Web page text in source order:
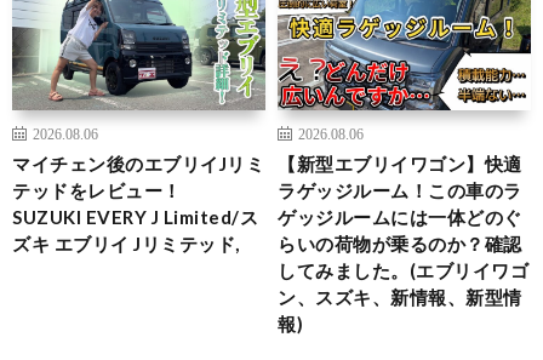
2026.08.06
マイチェン後のエブリイJリミ
テッドをレビュー！
SUZUKI EVERY J Limited/ス
ズキ エブリイ Jリミテッド,
2026.08.06
【新型エブリイワゴン】快適
ラゲッジルーム！この車のラ
ゲッジルームには一体どのぐ
らいの荷物が乗るのか？確認
してみました。(エブリイワゴ
ン、スズキ、新情報、新型情
報)